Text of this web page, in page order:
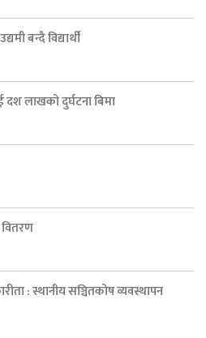
बन्दै विद्यार्थी
लाखको दुर्घटना बिमा
: स्थानीय सञ्चितकोष व्यवस्थापन